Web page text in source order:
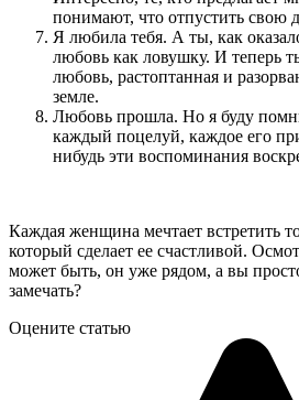
понимают, что отпустить свою
Я любила тебя. А ты, как
любовь как ловушку. И теперь
любовь, растоптанная и
земле.
Любовь прошла. Но я буду
каждый поцелуй, каждое его
нибудь эти воспоминания
Каждая женщина мечтает встретить
который сделает ее счастливой.
может быть, он уже рядом, а вы
замечать?
Оцените статью